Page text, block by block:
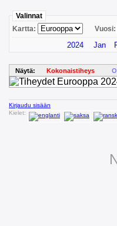
Valinnat
Kartta:
Vuosi:
2024 Jan
Näytä: Kokonaistiheys
Kirjaudu sisään
Kielet: